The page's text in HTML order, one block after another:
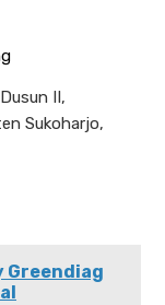
II,
Sukoharjo,
Greendiag